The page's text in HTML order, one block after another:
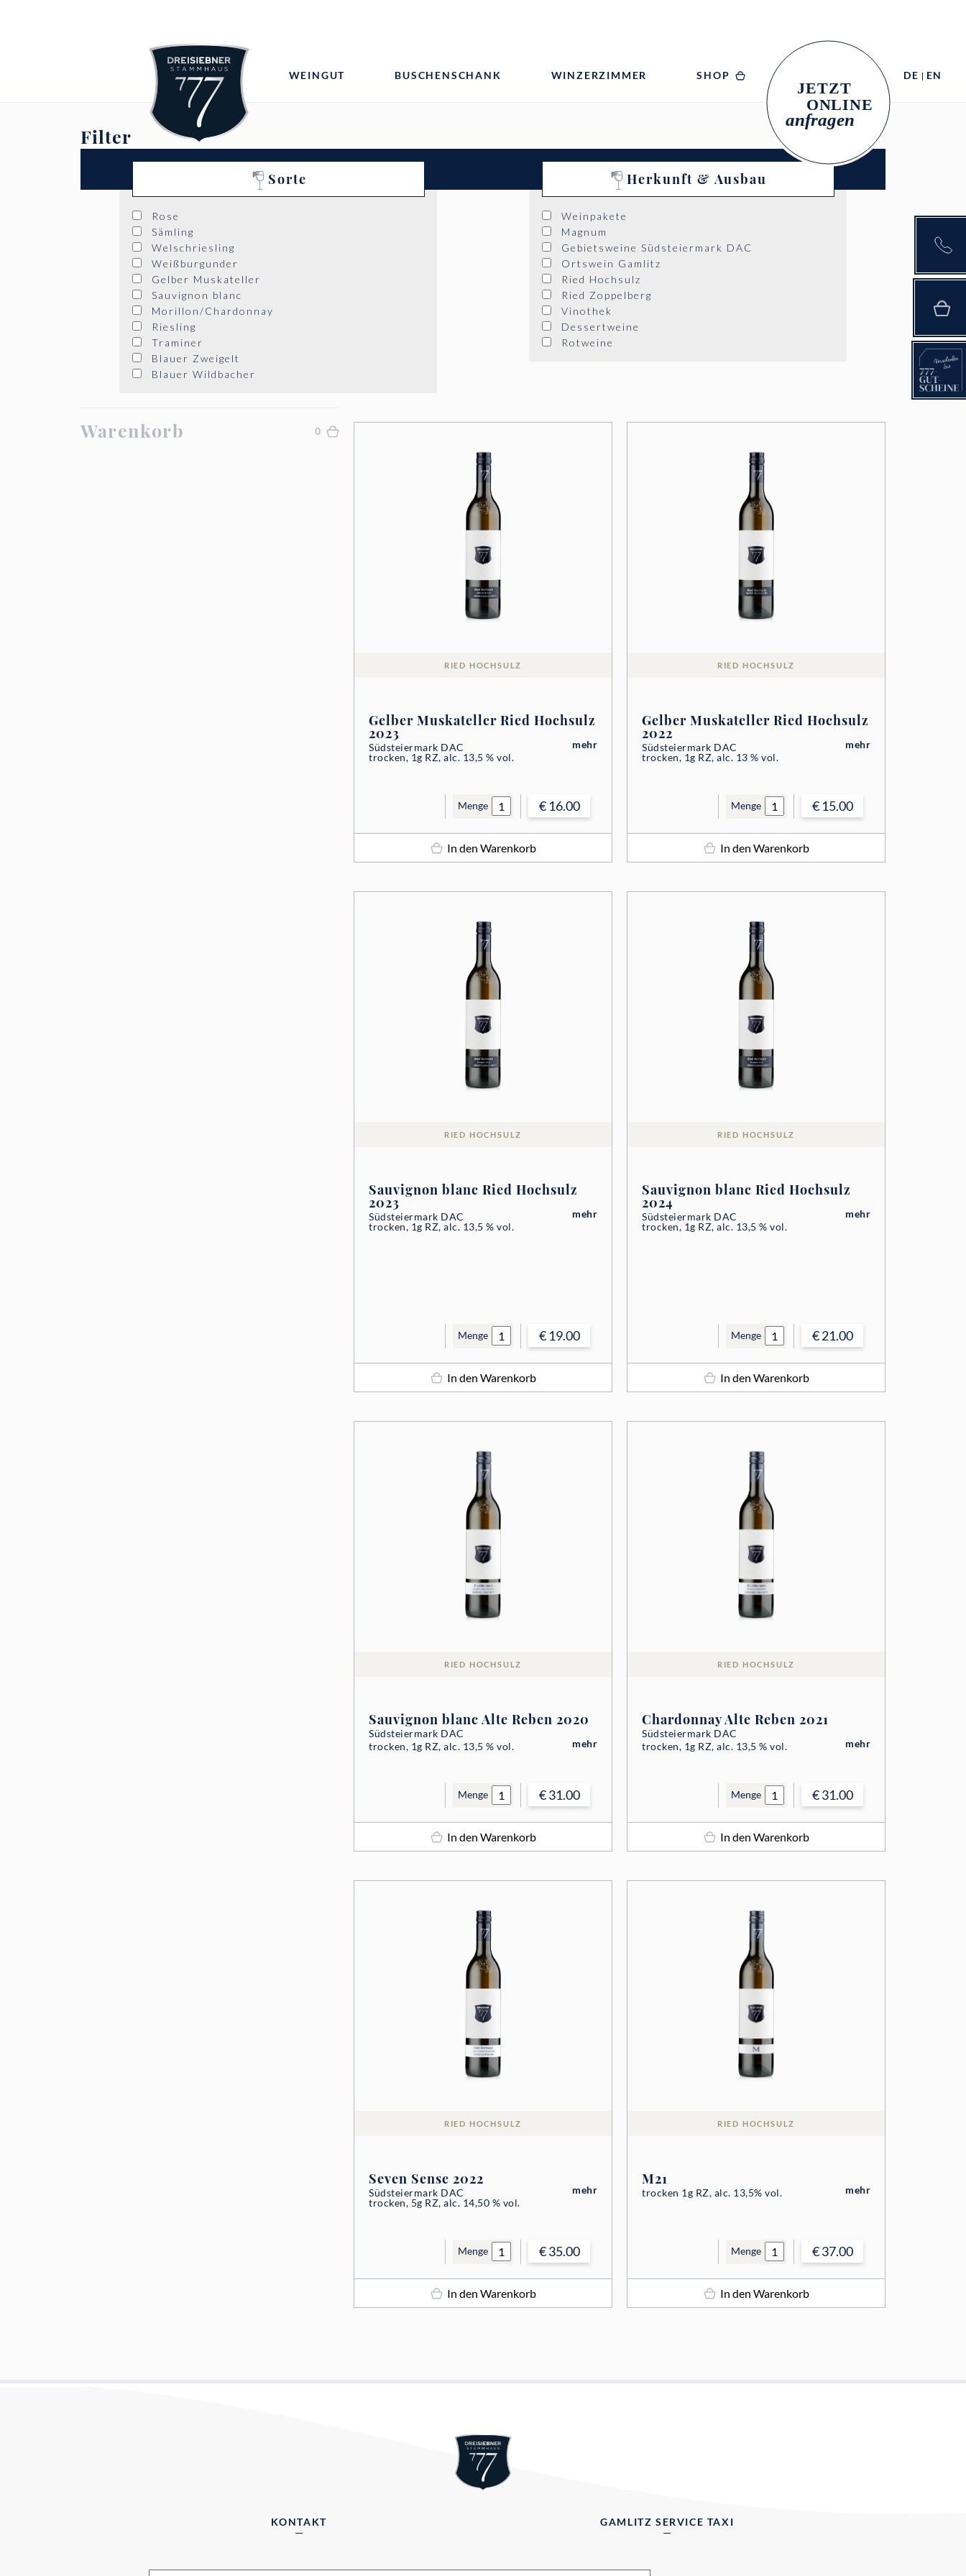
WEINGUT BUSCHENSCHANK WINZERZIMMER SHOP DE EN
Filter
Sorte
Rose
Sämling
Welschriesling
Weißburgunder
Gelber Muskateller
Sauvignon blanc
Morillon/Chardonnay
Riesling
Traminer
Blauer Zweigelt
Blauer Wildbacher
Herkunft & Ausbau
Weinpakete
Magnum
Gebietsweine Südsteiermark DAC
Ortswein Gamlitz
Ried Hochsulz
Ried Zoppelberg
Vinothek
Dessertweine
Rotweine
Warenkorb 0
RIED HOCHSULZ
Gelber Muskateller Ried Hochsulz
2023
Südsteiermark DAC
trocken, 1g RZ, alc. 13,5 % vol.
mehr
Menge € 16.00
In den Warenkorb
RIED HOCHSULZ
Gelber Muskateller Ried Hochsulz
2022
Südsteiermark DAC
trocken, 1g RZ, alc. 13 % vol.
mehr
Menge € 15.00
In den Warenkorb
RIED HOCHSULZ
Sauvignon blanc Ried Hochsulz
2023
Südsteiermark DAC
trocken, 1g RZ, alc. 13,5 % vol.
mehr
Menge € 19.00
In den Warenkorb
RIED HOCHSULZ
Sauvignon blanc Ried Hochsulz
2024
Südsteiermark DAC
trocken, 1g RZ, alc. 13,5 % vol.
mehr
Menge € 21.00
In den Warenkorb
RIED HOCHSULZ
Sauvignon blanc Alte Reben 2020
Südsteiermark DAC
trocken, 1g RZ, alc. 13,5 % vol.
mehr
Menge € 31.00
In den Warenkorb
RIED HOCHSULZ
Chardonnay Alte Reben 2021
Südsteiermark DAC
trocken, 1g RZ, alc. 13,5 % vol.
mehr
Menge € 31.00
In den Warenkorb
RIED HOCHSULZ
Seven Sense 2022
Südsteiermark DAC
trocken, 5g RZ, alc. 14,50 % vol.
mehr
Menge € 35.00
In den Warenkorb
RIED HOCHSULZ
M21
trocken 1g RZ, alc. 13,5% vol. mehr
Menge € 37.00
In den Warenkorb
KONTAKT GAMLITZ SERVICE TAXI